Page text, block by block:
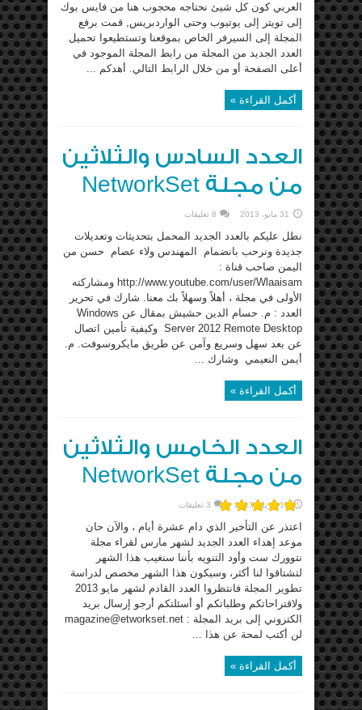
العربي كون كل شيئ نحتاجه محجوب هنا من فايس بوك
إلى تويتر إلى يوتيوب وحتى الواردبريس, قمت برفع
المجلة إلى السيرفر الخاص بموقعنا وتستطيعوا تحميل
العدد الجديد من المجلة من رابط المجلة الموجود في
أعلى الصفحة أو من خلال الرابط التالي. أهدكم ...
أكمل القراءة »
العدد السادس والثلاثين
من مجلة NetworkSet
31 مايو، 2013 8 تعليقات
نطل عليكم بالعدد الجديد المحمل بتحديثات وتعديلات
جديدة ونرحب بانضمام المهندس ولاء عصام حسن من
اليمن صاحب قناة :
http://www.youtube.com/user/Wlaaisam ومشاركته
الأولى في مجلة ، أهلاً وسهلاً بك معنا. شارك في تحرير
العدد : م. حسام الدين حشيش بمقال عن Windows
Server 2012 Remote Desktop وكيفية تأمين اتصال
عن بعد سهل وسريع وآمن عن طريق مايكروسوفت. م.
أيمن النعيمي وشارك ...
أكمل القراءة »
العدد الخامس والثلاثين
من مجلة NetworkSet
13 أبريل، 2013 3 تعليقات
اعتذر عن التأخير الذي دام عشرة أيام ، والآن حان
موعد إهداء العدد الجديد لشهر مارس لقراء مجلة
نتوورك ست وأود التنويه بأننا سنغيب هذا الشهر
لتشتاقوا لنا أكثر، وسيكون هذا الشهر مخصص لدراسة
تطوير المجلة فانتظروا العدد القادم لشهر مايو 2013
ولاقتراحاتكم وطلباتكم أو أسئلتكم أرجو إرسال بريد
الكتروني إلى بريد المجلة : magazine@etworkset.net
لن أكتب لمحة عن هذا ...
أكمل القراءة »